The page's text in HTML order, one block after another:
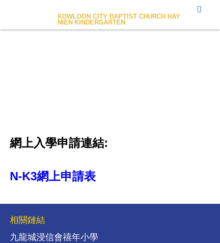
KOWLOON CITY BAPTIST CHURCH HAY
NIEN KINDERGARTEN
網上入學申請連結:
N-K3網上申請表
相關鏈結
九龍城浸信會禧年小學